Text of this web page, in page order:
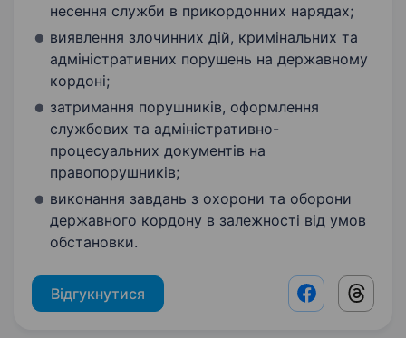
несення служби в прикордонних нарядах;
виявлення злочинних дій, кримінальних та
адміністративних порушень на державному
кордоні;
затримання порушників, оформлення
службових та адміністративно-
процесуальних документів на
правопорушників;
виконання завдань з охорони та оборони
державного кордону в залежності від умов
обстановки.
Відгукнутися Facebook